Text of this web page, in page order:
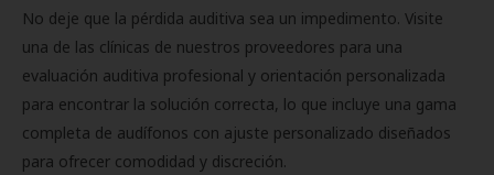
No deje que la pérdida auditiva sea un impedimento. Visite
una de las clínicas de nuestros proveedores para una
evaluación auditiva profesional y orientación personalizada
para encontrar la solución correcta, lo que incluye una gama
completa de audífonos con ajuste personalizado diseñados
para ofrecer comodidad y discreción.